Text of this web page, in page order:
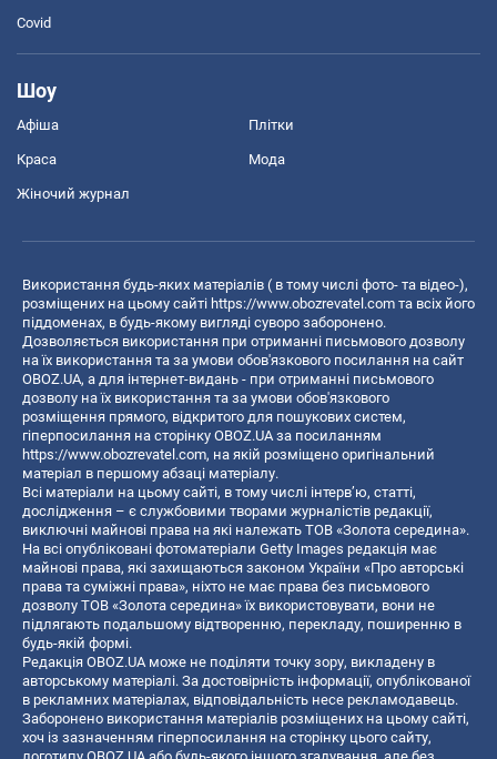
Covid
Шоу
Афіша Плітки
Краса Мода
Жіночий журнал
Використання будь-яких матеріалів ( в тому числі фото- та відео-),
розміщених на цьому сайті https://www.obozrevatel.com та всіх його
піддоменах, в будь-якому вигляді суворо заборонено.
Дозволяється використання при отриманні письмового дозволу
на їх використання та за умови обов'язкового посилання на сайт
OBOZ.UA, а для інтернет-видань - при отриманні письмового
дозволу на їх використання та за умови обов'язкового
розміщення прямого, відкритого для пошукових систем,
гіперпосилання на сторінку OBOZ.UA за посиланням
https://www.obozrevatel.com, на якій розміщено оригінальний
матеріал в першому абзаці матеріалу.
Всі матеріали на цьому сайті, в тому числі інтерв’ю, статті,
дослідження – є службовими творами журналістів редакції,
виключні майнові права на які належать ТОВ «Золота середина».
На всі опубліковані фотоматеріали Getty Images редакція має
майнові права, які захищаються законом України «Про авторські
права та суміжні права», ніхто не має права без письмового
дозволу ТОВ «Золота середина» їх використовувати, вони не
підлягають подальшому відтворенню, перекладу, поширенню в
будь-якій формі.
Редакція OBOZ.UA може не поділяти точку зору, викладену в
авторському матеріалі. За достовірність інформації, опублікованої
в рекламних матеріалах, відповідальність несе рекламодавець.
Заборонено використання матеріалів розміщених на цьому сайті,
хоч із зазначенням гіперпосилання на сторінку цього сайту,